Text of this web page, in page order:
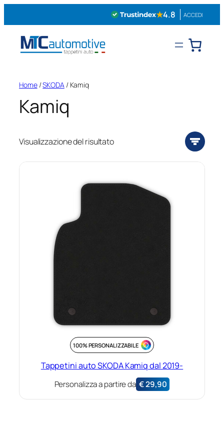
★4.8 ACCEDI
Home/SKODA/ Kamiq
Kamiq
Visualizzazione del risultato
100% PERSONALIZZABILE
Tappetini auto SKODA Kamiq dal 2019-
Personalizza a partire da €29,90